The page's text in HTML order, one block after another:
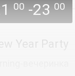
00-2300
Year Party